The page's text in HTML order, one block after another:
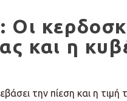
Οι
και η
την πίεση και η τιμή